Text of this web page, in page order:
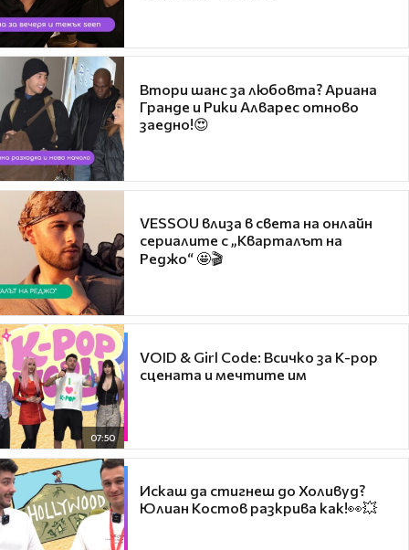
Втори шанс за любовта? Ариана
Гранде и Рики Алварес отново
заедно!😍
VESSOU влиза в света на онлайн
сериалите с „Кварталът на
Реджо“ 🤩🎬
07:50
VOID & Girl Code: Всичко за K-pop
сцената и мечтите им
Искаш да стигнеш до Холивуд?
Юлиан Костов разкрива как!👀💥